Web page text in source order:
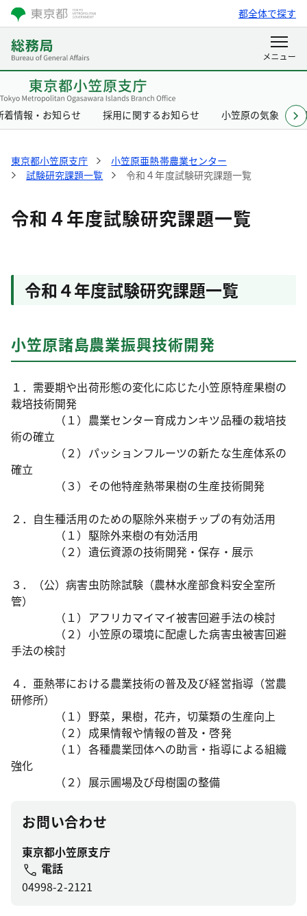
都全体で探す
着情報・お知らせ 採用に関するお知らせ 小笠原の気象
東京都小笠原支庁
小笠原亜熱帯農業センター
試験研究課題一覧
令和４年度試験研究課題一覧
令和４年度試験研究課題一覧
令和４年度試験研究課題一覧
小笠原諸島農業振興技術開発
１．需要期や出荷形態の変化に応じた小笠原特産果樹の
栽培技術開発
（１）農業センター育成カンキツ品種の栽培技
術の確立
（２）パッションフルーツの新たな生産体系の
確立
（３）その他特産熱帯果樹の生産技術開発
２．自生種活用のための駆除外来樹チップの有効活用
（１）駆除外来樹の有効活用
（２）遺伝資源の技術開発・保存・展示
３．（公）病害虫防除試験（農林水産部食料安全室所
管）
（１）アフリカマイマイ被害回避手法の検討
（２）小笠原の環境に配慮した病害虫被害回避
手法の検討
４．亜熱帯における農業技術の普及及び経営指導（営農
研修所）
（１）野菜，果樹，花卉，切葉類の生産向上
（２）成果情報や情報の普及・啓発
（１）各種農業団体への助言・指導による組織
強化
（２）展示圃場及び母樹園の整備
お問い合わせ
東京都小笠原支庁
電話
04998-2-2121